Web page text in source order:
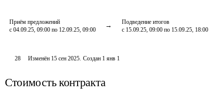
Приём предложений
с 04.09.25, 09:00 по 12.09.25, 09:00
Подведение итогов
с 15.09.25, 09:00 по 15.09.25, 18:00
28 Изменён 15 сен 2025. Создан 1 янв 1
Стоимость контракта